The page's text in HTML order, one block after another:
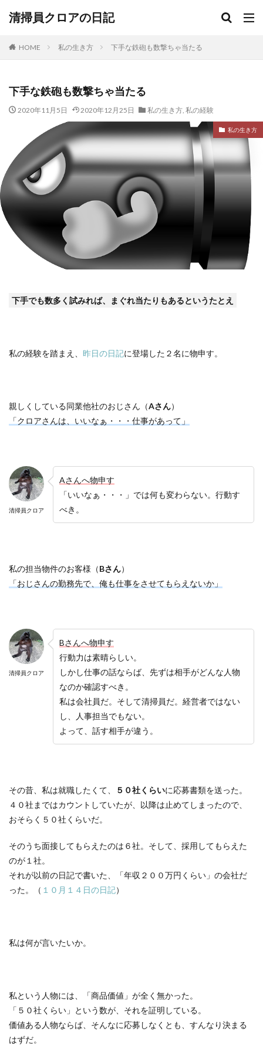
清掃員クロアの日記
HOME 私の生き方 下手な鉄砲も数撃ちゃ当たる
下手な鉄砲も数撃ちゃ当たる
2020年11月5日 2020年12月25日 私の生き方, 私の経験
私の生き方
下手でも数多く試みれば、まぐれ当たりもあるというたとえ
私の経験を踏まえ、 昨日の日記に登場した２名に物申す。
親しくしている同業他社のおじさん（Aさん）
「クロアさんは、いいなぁ・・・仕事があって」
清掃員クロア
Aさんへ物申す
「いいなぁ・・・」では何も変わらない。行動す
べき。
私の担当物件のお客様（Bさん）
「おじさんの勤務先で、俺も仕事をさせてもらえないか」
清掃員クロア
Bさんへ物申す
行動力は素晴らしい。
しかし仕事の話ならば、先ずは相手がどんな人物
なのか確認すべき。
私は会社員だ。そして清掃員だ。経営者ではない
し、人事担当でもない。
よって、話す相手が違う。
その昔、私は就職したくて、 ５０社くらいに応募書類を送った。
４０社まではカウントしていたが、以降は止めてしまったので、
おそらく５０社くらいだ。
そのうち面接してもらえたのは６社。そして、採用してもらえた
のが１社。
それが以前の日記で書いた、「年収２００万円くらい」の会社だ
った。（ １０月１４日の日記）
私は何が言いたいか。
私という人物には、「商品価値」が全く無かった。
「５０社くらい」という数が、それを証明している。
価値ある人物ならば、そんなに応募しなくとも、すんなり決まる
はずだ。